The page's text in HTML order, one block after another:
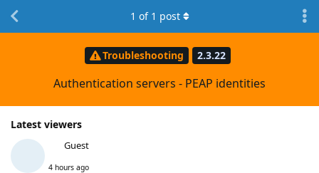
Troubleshooting 2.3.22
Authentication servers - PEAP identities
Latest viewers
Guest
4 hours ago
1 of 1 post